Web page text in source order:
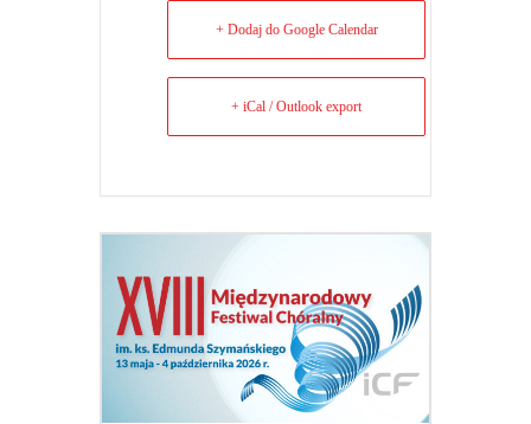
+ Dodaj do Google Calendar
+ iCal / Outlook export